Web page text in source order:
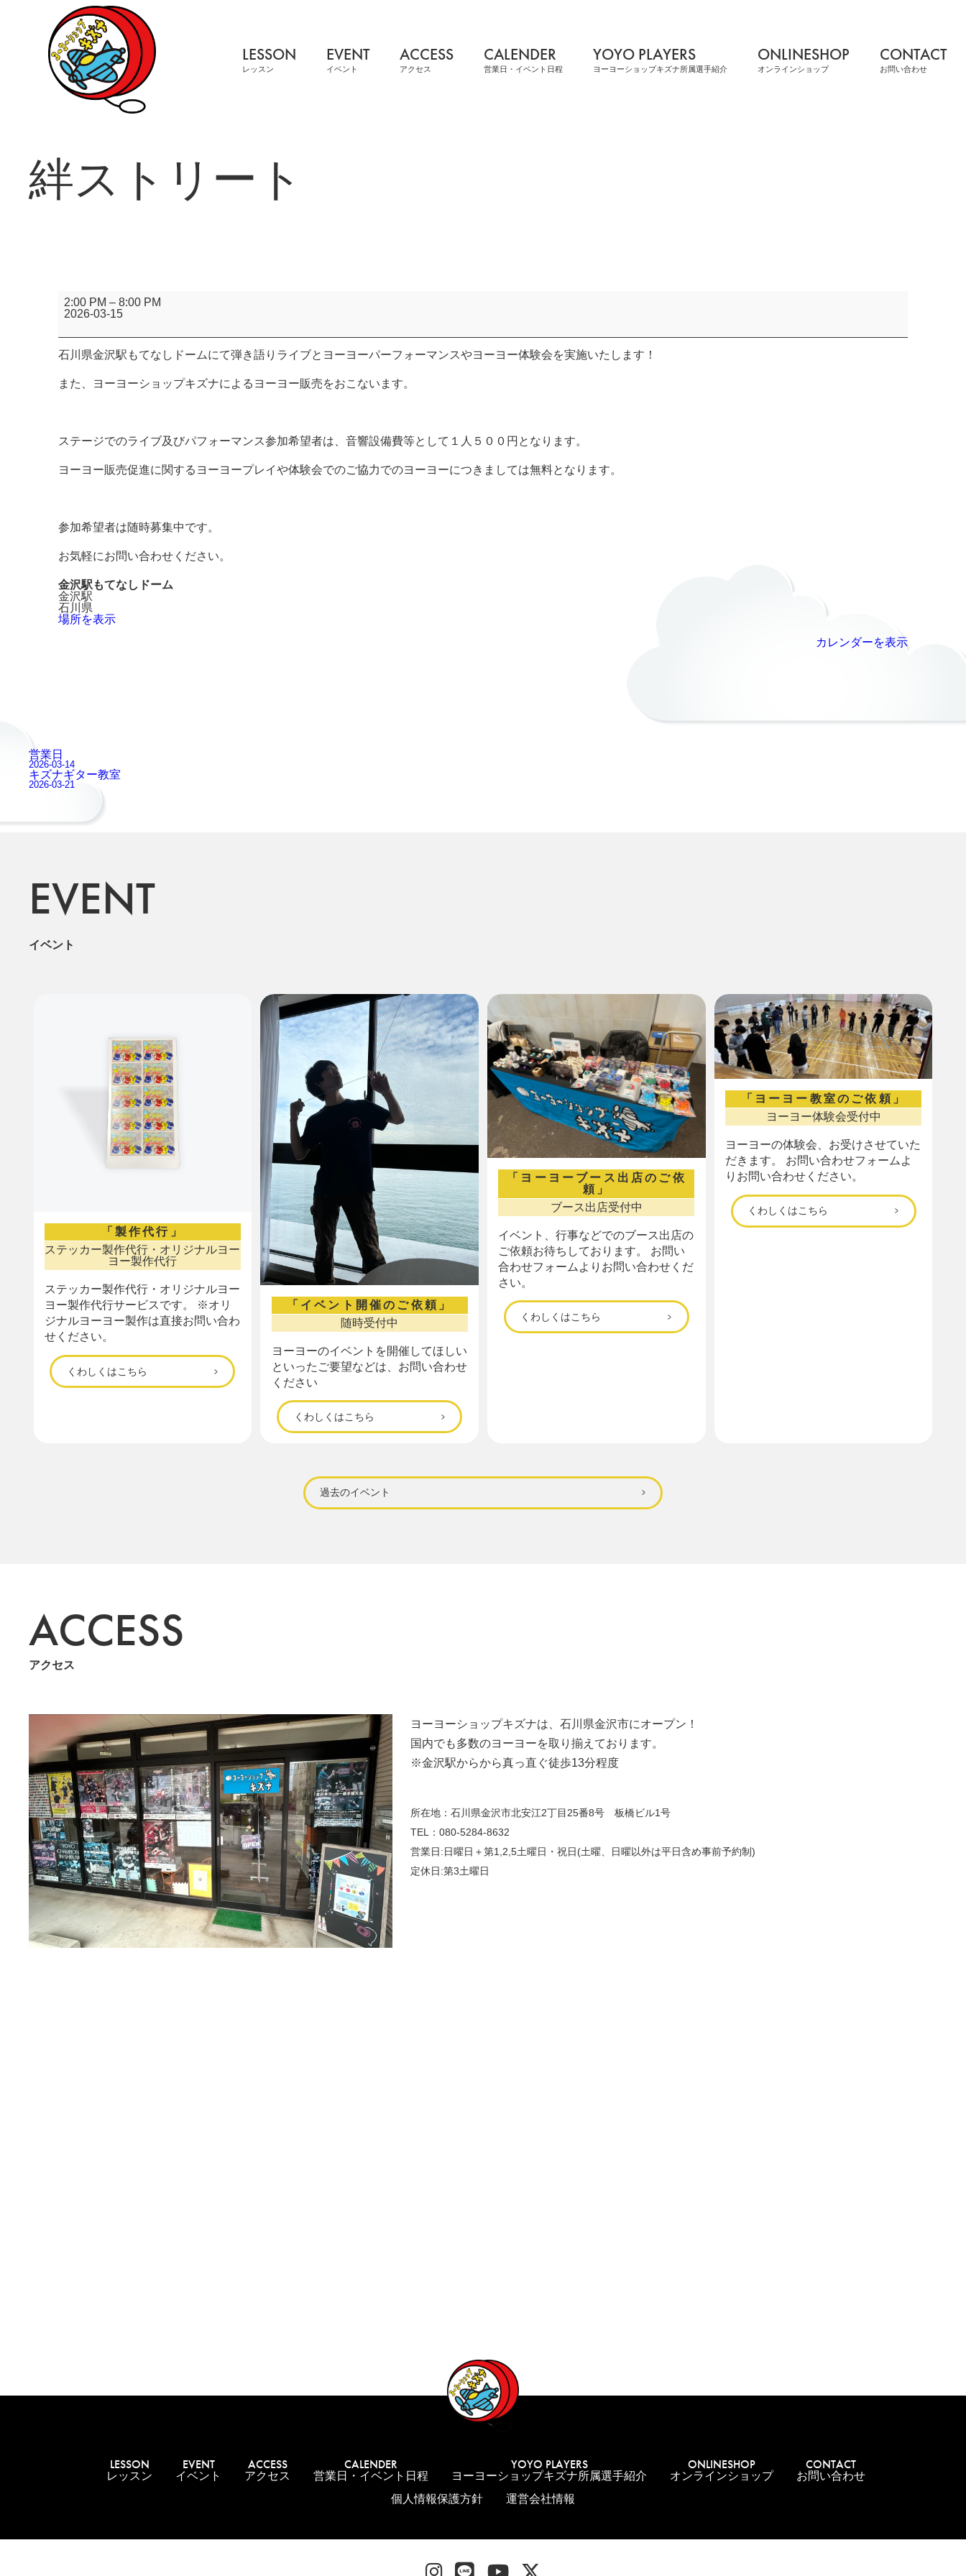
LESSON
レッスン
EVENT
イベント
ACCESS
アクセス
CALENDER
営業日・イベント日程
YOYO PLAYERS
ヨーヨーショップキズナ所属選手紹介
ONLINESHOP
オンラインショップ
CONTACT
お問い合わせ
絆ストリート
絆
ス
ト
ー
ト
2:00 PM – 8:00 PM
2026-03-15
石川県金沢駅もてなしドームにて弾き語りライブとヨーヨーパーフォーマンスやヨーヨー体験会を実施いたします！
また、ヨーヨーショップキズナによるヨーヨー販売をおこないます。
ステージでのライブ及びパフォーマンス参加希望者は、音響設備費等として１人５００円となります。
ヨーヨー販売促進に関するヨーヨープレイや体験会でのご協力でのヨーヨーにつきましては無料となります。
参加希望者は随時募集中です。
お気軽にお問い合わせください。
金沢駅もてなしドーム
金沢駅
石川県
場所を表示
カレンダーを表示
営業日
2026-03-14
キズナギター教室
2026-03-21
EVENT
イベント
「製作代行」
ステッカー製作代行・オリジナルヨー
ヨー製作代行
ステッカー製作代行・オリジナルヨー
ヨー製作代行サービスです。 ※オリ
ジナルヨーヨー製作は直接お問い合わ
せください。
くわしくはこちら
「イベント開催のご依頼」
随時受付中
ヨーヨーのイベントを開催してほしい
といったご要望などは、お問い合わせ
ください
くわしくはこちら
「ヨーヨーブース出店のご依
頼」
ブース出店受付中
イベント、行事などでのブース出店の
ご依頼お待ちしております。 お問い
合わせフォームよりお問い合わせくだ
さい。
くわしくはこちら
「ヨーヨー教室のご依頼」
ヨーヨー体験会受付中
ヨーヨーの体験会、お受けさせていた
だきます。 お問い合わせフォームよ
りお問い合わせください。
くわしくはこちら
過去のイベント
ACCESS
アクセス
ヨーヨーショップキズナは、石川県金沢市にオープン！
国内でも多数のヨーヨーを取り揃えております。
※金沢駅からから真っ直ぐ徒歩13分程度
所在地：石川県金沢市北安江2丁目25番8号 板橋ビル1号
​TEL：080-5284-8632
営業日:日曜日＋第1,2,5土曜日・祝日(土曜、日曜以外は平日含め事前予約制)
定休日:第3土曜日
LESSON
レッスン
EVENT
イベント
ACCESS
アクセス
CALENDER
営業日・イベント日程
YOYO PLAYERS
ヨーヨーショップキズナ所属選手紹介
ONLINESHOP
オンラインショップ
CONTACT
お問い合わせ
個人情報保護方針
運営会社情報